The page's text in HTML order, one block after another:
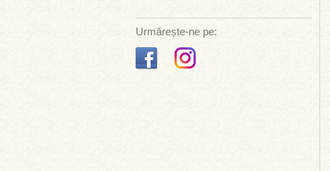
Urmărește-ne pe: